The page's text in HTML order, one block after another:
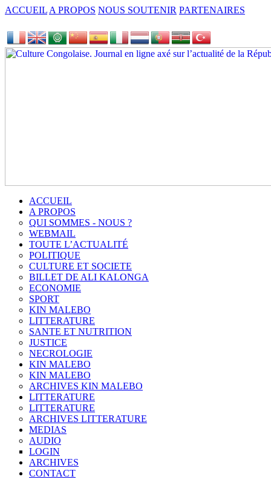
ACCUEIL A PROPOS NOUS SOUTENIR PARTENAIRES
ACCUEIL
A PROPOS
QUI SOMMES - NOUS ?
WEBMAIL
TOUTE L’ACTUALITÉ
POLITIQUE
CULTURE ET SOCIETE
BILLET DE ALI KALONGA
ECONOMIE
SPORT
KIN MALEBO
LITTERATURE
SANTE ET NUTRITION
JUSTICE
NECROLOGIE
KIN MALEBO
KIN MALEBO
ARCHIVES KIN MALEBO
LITTERATURE
LITTERATURE
ARCHIVES LITTERATURE
MEDIAS
AUDIO
LOGIN
ARCHIVES
CONTACT